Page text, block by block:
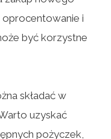
oprocentowanie i
być korzystne
składać w
uzyskać
pożyczek,